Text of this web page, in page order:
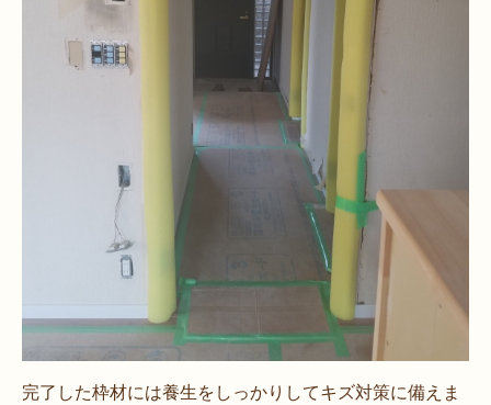
完了した枠材には養生をしっかりしてキズ対策に備えま